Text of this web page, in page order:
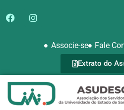
Associe-se Fale
Extrato do